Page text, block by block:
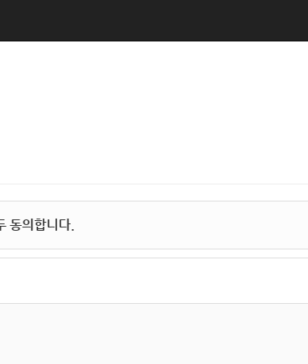
동의합니다.